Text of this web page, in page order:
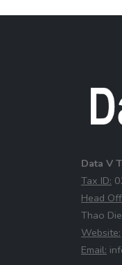
Data V
⁠Tax ID:
⁠Head
Thao
⁠Website:
⁠Email: